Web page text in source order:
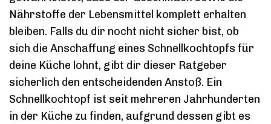
Nährstoffe der Lebensmittel komplett erhalten
bleiben. Falls du dir nocht nicht sicher bist, ob
sich die Anschaffung eines Schnellkochtopfs für
deine Küche lohnt, gibt dir dieser Ratgeber
sicherlich den entscheidenden Anstoß. Ein
Schnellkochtopf ist seit mehreren Jahrhunderten
in der Küche zu finden, aufgrund dessen gibt es